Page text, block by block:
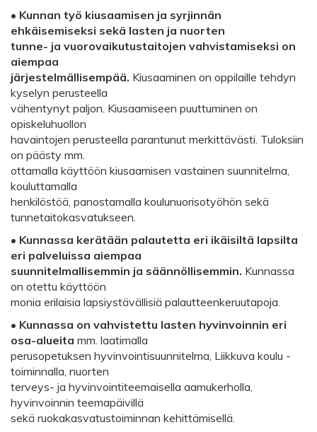
• Kunnan työ kiusaamisen ja syrjinnän
ehkäisemiseksi sekä lasten ja nuorten
tunne- ja vuorovaikutustaitojen vahvistamiseksi on
aiempaa
järjestelmällisempää. Kiusaaminen on oppilaille tehdyn
kyselyn perusteella
vähentynyt paljon. Kiusaamiseen puuttuminen on
opiskeluhuollon
havaintojen perusteella parantunut merkittävästi. Tuloksiin
on päästy mm.
ottamalla käyttöön kiusaamisen vastainen suunnitelma,
kouluttamalla
henkilöstöä, panostamalla koulunuorisotyöhön sekä
tunnetaitokasvatukseen.
• Kunnassa kerätään palautetta eri ikäisiltä lapsilta
eri palveluissa aiempaa
suunnitelmallisemmin ja säännöllisemmin. Kunnassa
on otettu käyttöön
monia erilaisia lapsiystävällisiä palautteenkeruutapoja.
• Kunnassa on vahvistettu lasten hyvinvoinnin eri
osa-alueita mm. laatimalla
perusopetuksen hyvinvointisuunnitelma, Liikkuva koulu -
toiminnalla, nuorten
terveys- ja hyvinvointiteemaisella aamukerholla,
hyvinvoinnin teemapäivillä
sekä ruokakasvatustoiminnan kehittämisellä.